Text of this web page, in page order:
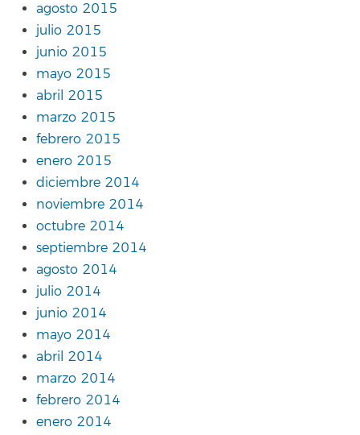
agosto 2015
julio 2015
junio 2015
mayo 2015
abril 2015
marzo 2015
febrero 2015
enero 2015
diciembre 2014
noviembre 2014
octubre 2014
septiembre 2014
agosto 2014
julio 2014
junio 2014
mayo 2014
abril 2014
marzo 2014
febrero 2014
enero 2014